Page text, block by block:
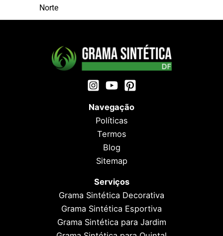
Norte
Navegação
Políticas
Termos
Blog
Sitemap
Serviços
Grama Sintética Decorativa
Grama Sintética Esportiva
Grama Sintética para Jardim